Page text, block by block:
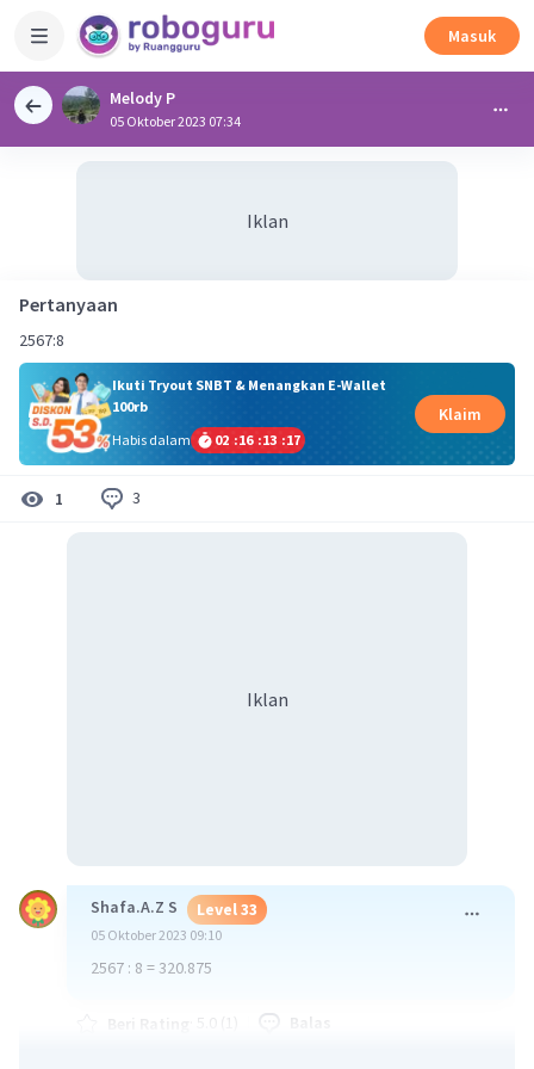
Masuk
Melody P
05 Oktober 2023 07:34
Iklan
Pertanyaan
2567:8
Ikuti Tryout SNBT & Menangkan E-Wallet
100rb
Habis dalam
02 :16 :13 :16
Klaim
1 3
Iklan
Shafa.A.Z S Level 33
05 Oktober 2023 09:10
2567 : 8 = 320.875
5.0 1 Balas